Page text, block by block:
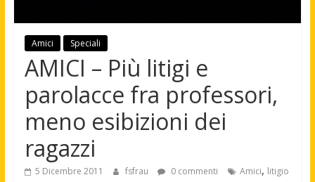
Amici Speciali
AMICI – Più litigi e
parolacce fra professori,
meno esibizioni dei
ragazzi
5 Dicembre 2011 fsfrau 0 commenti Amici, litigio